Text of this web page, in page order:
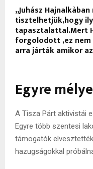
„Juhász
tisztelhetjük,hogy
tapasztalattal.Mert
forgolodott ,ez
arra járták amikor
Egyre
A Tisza Párt aktivistái
Egyre több szentesi
támogatók
hazugságokkal